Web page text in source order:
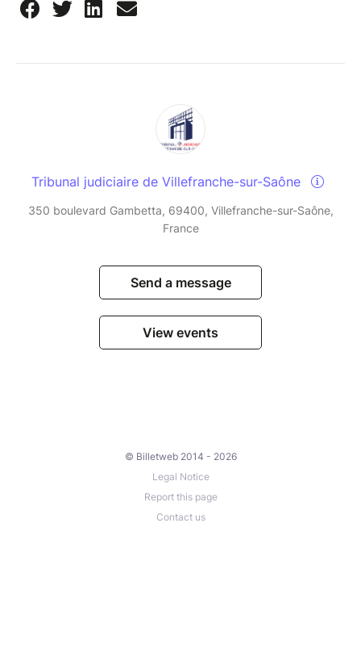
Tribunal judiciaire de Villefranche-sur-Saône
350 boulevard Gambetta, 69400, Villefranche-sur-Saône,
France
Send a message
View events
© Billetweb 2014 - 2026
Legal Notice
Report this page
Contact us